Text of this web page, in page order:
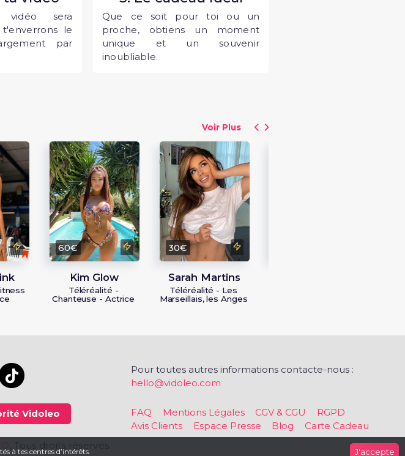
sera
le
par
Que ce soit pour toi ou un
proche, obtiens un moment
unique et un souvenir
inoubliable.
Voir Plus
60€
Kim Glow
Téléréalité -
Chanteuse - Actrice
30€
Sarah Martins
Téléréalité - Les
Marseillais, les Anges
Vidoleo
Pour toutes autres informations contacte-nous :
hello@vidoleo.com
FAQ Mentions Légales CGV & CGU
RGPD
Avis Clients
Espace Presse Blog
Carte Cadeau
à tes centres d’intérêts. J'accepte